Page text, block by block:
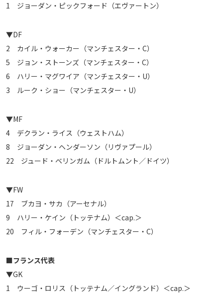
1 ジョーダン・ピックフォード（エヴァートン）
▼DF
2 カイル・ウォーカー（マンチェスター・C）
5 ジョン・ストーンズ（マンチェスター・C）
6 ハリー・マグワイア（マンチェスター・U）
3 ルーク・ショー（マンチェスター・U）
▼MF
4 デクラン・ライス（ウェストハム）
8 ジョーダン・ヘンダーソン（リヴァプール）
22 ジュード・ベリンガム（ドルトムント／ドイツ）
▼FW
17 ブカヨ・サカ（アーセナル）
9 ハリー・ケイン（トッテナム）＜cap.＞
20 フィル・フォーデン（マンチェスター・C）
■フランス代表
▼GK
1 ウーゴ・ロリス（トッテナム／イングランド）＜cap.＞